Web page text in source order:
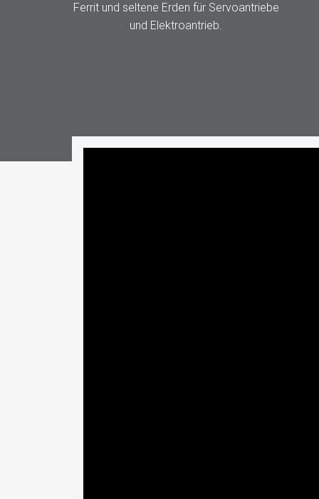
Ferrit und seltene Erden für Servoantriebe
und Elektroantrieb.